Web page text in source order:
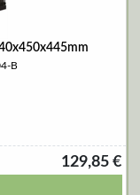
B
129,85 €